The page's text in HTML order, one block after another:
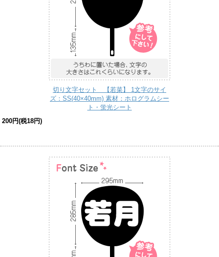
切り文字セット 【若菜】 1文字のサイ
ズ：SS(40×40mm) 素材：ホログラムシー
ト・蛍光シート
200円(税18円)